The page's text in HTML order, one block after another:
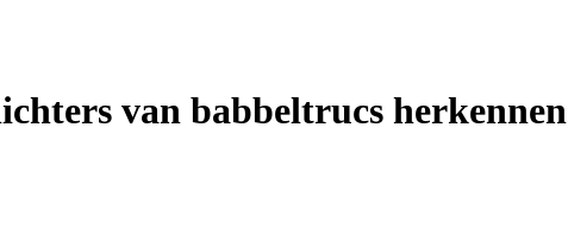
van babbeltrucs herkennen